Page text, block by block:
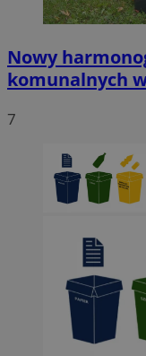
Nowy
komunalnych
7
Niezbędne
ze strony
Nazwa
SessID